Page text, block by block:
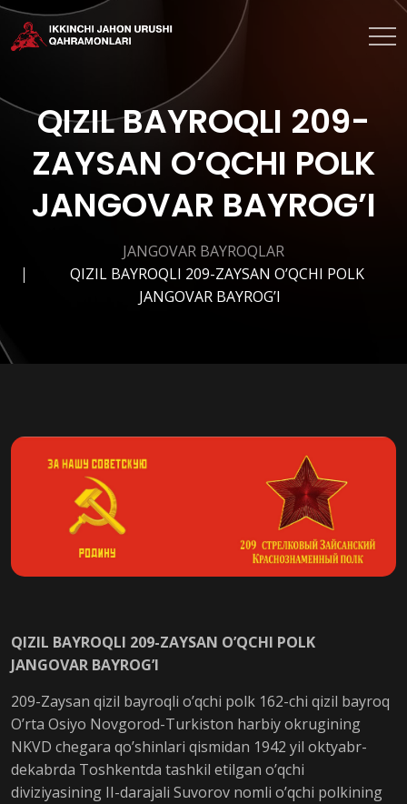
QIZIL BAYROQLI 209-
ZAYSAN O’QCHI POLK
JANGOVAR BAYROG’I
JANGOVAR BAYROQLAR
QIZIL BAYROQLI 209-ZAYSAN O’QCHI POLK
JANGOVAR BAYROG’I
QIZIL BAYROQLI 209-ZAYSAN O’QCHI POLK
JANGOVAR BAYROG’I
209-Zaysan qizil bayroqli o’qchi polk 162-chi qizil bayroq
O’rta Osiyo Novgorod-Turkiston harbiy okrugining
NKVD chegara qo’shinlari qismidan 1942 yil oktyabr-
dekabrda Toshkentda tashkil etilgan o’qchi
diviziyasining II-darajali Suvorov nomli o’qchi polkining